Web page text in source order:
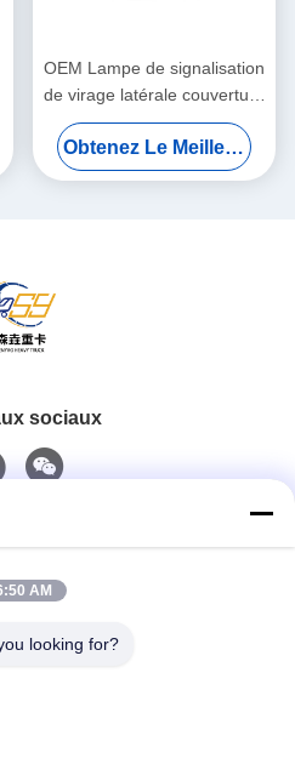
OEM Lampe de signalisation
de virage latérale couverture
de protection lourde pour
remplacer directement
SHACMAN F3000 série
Obtenez Le Meilleur Prix
sociaux
rapide
AM
looking for?